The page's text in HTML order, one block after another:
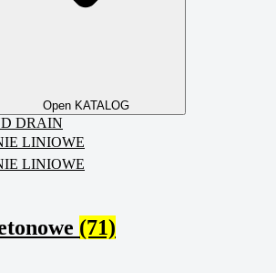
Open KATALOG
LINIOWE
LINIOWE
(71)